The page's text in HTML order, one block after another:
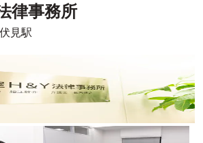
律事務所
伏見駅